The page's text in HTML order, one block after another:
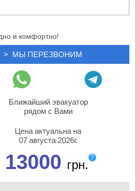
и комфортно!
Ближайший эвакуатор
рядом с Вами
Цена актуальна на
07 августа 2026г.
13000 грн.
?